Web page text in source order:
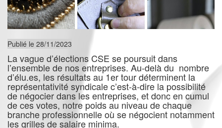
Publié le 28/11/2023
La vague d’élections CSE se poursuit dans
l’ensemble de nos entreprises. Au-delà du nombre
d’élu.es, les résultats au 1er tour déterminent la
représentativité syndicale c’est-à-dire la possibilité
de négocier dans les entreprises, et donc en cumul
de ces votes, notre poids au niveau de chaque
branche professionnelle où se négocient notamment
les grilles de salaire minima.